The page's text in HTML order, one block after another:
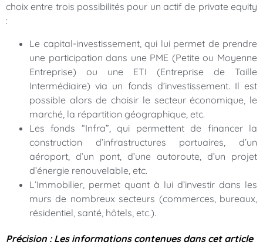
choix entre trois possibilités pour un actif de private equity
:
Le capital-investissement, qui lui permet de prendre
une participation dans une PME (Petite ou Moyenne
Entreprise) ou une ETI (Entreprise de Taille
Intermédiaire) via un fonds d’investissement. Il est
possible alors de choisir le secteur économique, le
marché, la répartition géographique, etc.
Les fonds “Infra”, qui permettent de financer la
construction d’infrastructures portuaires, d’un
aéroport, d’un pont, d’une autoroute, d’un projet
d’énergie renouvelable, etc.
L’Immobilier, permet quant à lui d’investir dans les
murs de nombreux secteurs (commerces, bureaux,
résidentiel, santé, hôtels, etc.).
Précision : Les informations contenues dans cet article